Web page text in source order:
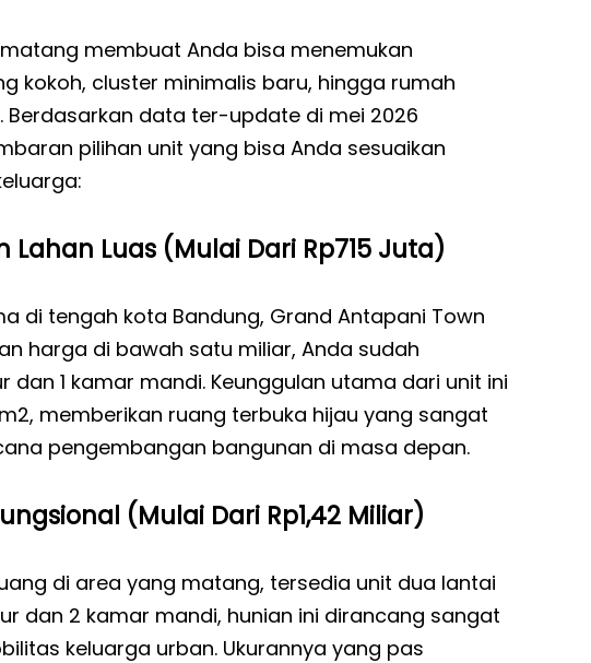
membuat Anda bisa menemukan
kokoh, cluster minimalis baru, hingga rumah
data ter-update di mei 2026
pilihan unit yang bisa Anda sesuaikan
Luas (Mulai Dari Rp715 Juta)
di tengah kota Bandung, Grand Antapani Town
harga di bawah satu miliar, Anda sudah
1 kamar mandi. Keunggulan utama dari unit ini
memberikan ruang terbuka hijau yang sangat
pengembangan bangunan di masa depan.
(Mulai Dari Rp1,42 Miliar)
di area yang matang, tersedia unit dua lantai
dan 2 kamar mandi, hunian ini dirancang sangat
keluarga urban. Ukurannya yang pas